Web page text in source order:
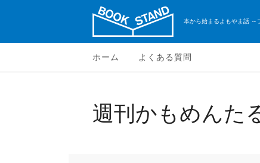
本から始まるよもやま話 ～
ホーム よくある質問
週刊かもめんた